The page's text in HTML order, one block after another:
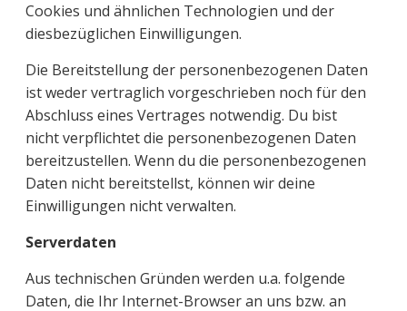
Cookies und ähnlichen Technologien und der
diesbezüglichen Einwilligungen.
Die Bereitstellung der personenbezogenen Daten
ist weder vertraglich vorgeschrieben noch für den
Abschluss eines Vertrages notwendig. Du bist
nicht verpflichtet die personenbezogenen Daten
bereitzustellen. Wenn du die personenbezogenen
Daten nicht bereitstellst, können wir deine
Einwilligungen nicht verwalten.
Serverdaten
Aus technischen Gründen werden u.a. folgende
Daten, die Ihr Internet-Browser an uns bzw. an